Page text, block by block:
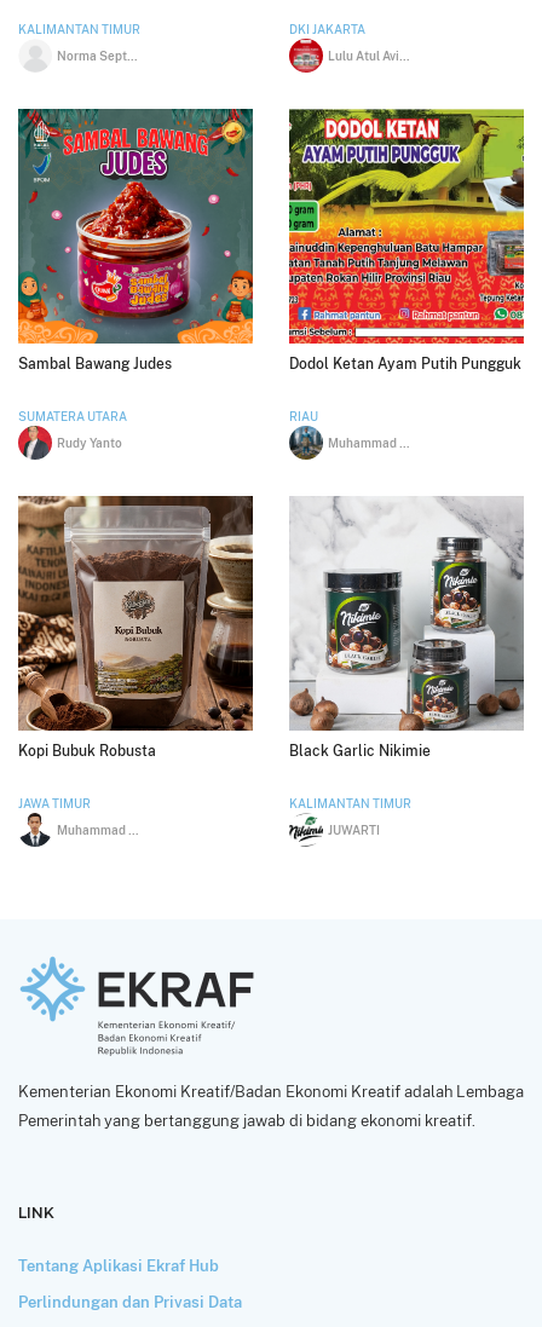
KALIMANTAN TIMUR
DKI JAKARTA
Sambal Bawang Judes
SUMATERA UTARA
Rudy Yanto
Dodol Ketan Ayam Putih Pungguk
RIAU
Kopi Bubuk Robusta
JAWA TIMUR
Black Garlic Nikimie
KALIMANTAN TIMUR
JUWARTI
Kementerian Ekonomi Kreatif/Badan Ekonomi Kreatif adalah Lembaga
Pemerintah yang bertanggung jawab di bidang ekonomi kreatif.
LINK
Tentang Aplikasi Ekraf Hub
Perlindungan dan Privasi Data